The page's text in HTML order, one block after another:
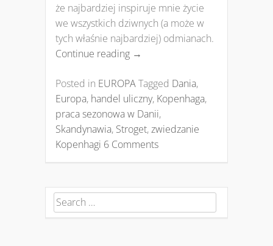
że najbardziej inspiruje mnie życie
we wszystkich dziwnych (a może w
tych właśnie najbardziej) odmianach.
Continue reading →
Posted in EUROPATagged Dania,
Europa, handel uliczny, Kopenhaga,
praca sezonowa w Danii,
Skandynawia, Stroget,zwiedzanie
Kopenhagi 6 Comments
Search for: